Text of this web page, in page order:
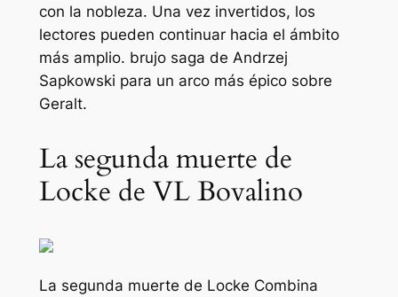
con la nobleza. Una vez invertidos, los
lectores pueden continuar hacia el ámbito
más amplio. brujosaga de Andrzej
Sapkowski para un arco más épico sobre
Geralt.
La segunda muerte de
Locke de VL Bovalino
La segunda muerte de Locke Combina